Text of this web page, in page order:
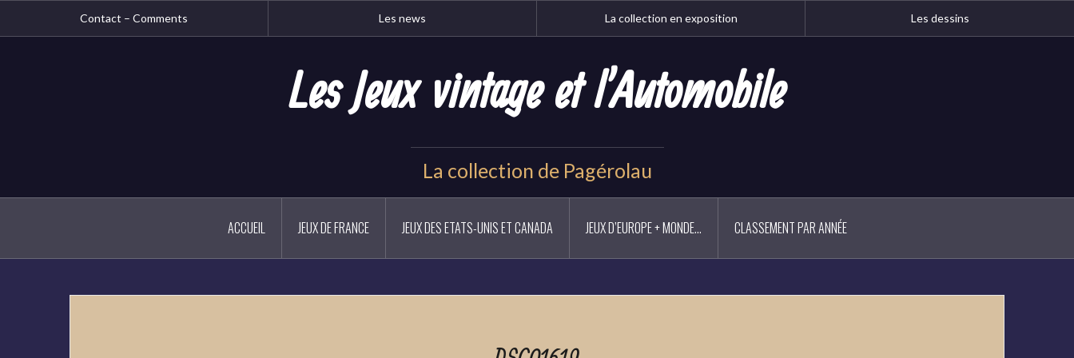
Contact – Comments Les news La collection en exposition Les dessins
Les Jeux vintage et l'Automobile
La collection de Pagérolau
ACCUEIL JEUX DE FRANCE JEUX DES ETATS-UNIS ET CANADA JEUX D’EUROPE + MONDE… CLASSEMENT PAR ANNÉE